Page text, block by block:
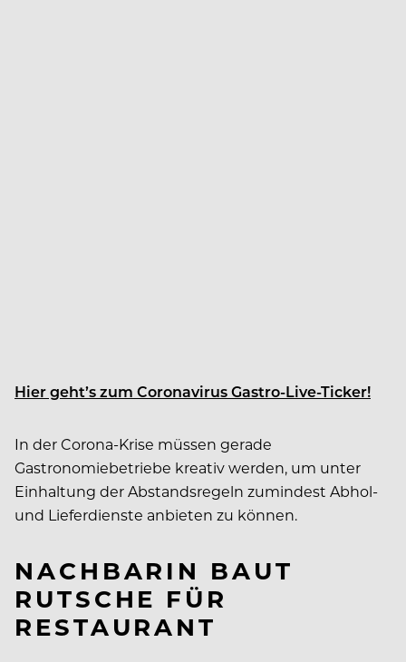
Hier geht’s zum Coronavirus Gastro-Live-Ticker!
In der Corona-Krise müssen gerade
Gastronomiebetriebe kreativ werden, um unter
Einhaltung der Abstandsregeln zumindest Abhol-
und Lieferdienste anbieten zu können.
NACHBARIN BAUT
RUTSCHE FÜR
RESTAURANT